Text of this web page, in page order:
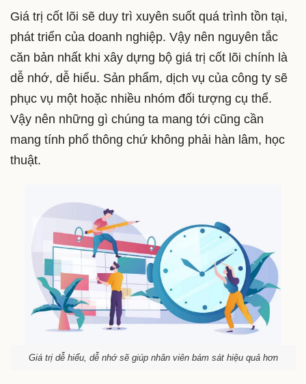
Giá trị cốt lõi sẽ duy trì xuyên suốt quá trình tồn tại,
phát triển của doanh nghiệp. Vậy nên nguyên tắc
căn bản nhất khi xây dựng bộ giá trị cốt lõi chính là
dễ nhớ, dễ hiểu. Sản phẩm, dịch vụ của công ty sẽ
phục vụ một hoặc nhiều nhóm đối tượng cụ thể.
Vậy nên những gì chúng ta mang tới cũng cần
mang tính phổ thông chứ không phải hàn lâm, học
thuật.
Giá trị dễ hiểu, dễ nhớ sẽ giúp nhân viên bám sát hiệu quả hơn